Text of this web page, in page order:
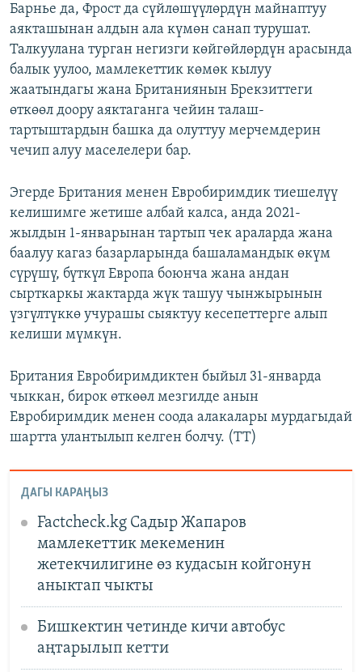
Барнье да, Фрост да сүйлөшүүлөрдүн майнаптуу
аякташынан алдын ала күмөн санап турушат.
Талкуулана турган негизги көйгөйлөрдүн арасында
балык уулоо, мамлекеттик көмөк кылуу
жаатындагы жана Британиянын Брекзиттеги
өткөөл доору аяктаганга чейин талаш-
тартыштардын башка да олуттуу мерчемдерин
чечип алуу маселелери бар.
Эгерде Британия менен Евробиримдик тиешелүү
келишимге жетише албай калса, анда 2021-
жылдын 1-январынан тартып чек араларда жана
баалуу кагаз базарларында башаламандык өкүм
сүрүшү, бүткүл Европа боюнча жана андан
сырткаркы жактарда жүк ташуу чынжырынын
үзгүлтүккө учурашы сыяктуу кесепеттерге алып
келиши мүмкүн.
Британия Евробиримдиктен быйыл 31-январда
чыккан, бирок өткөөл мезгилде анын
Евробиримдик менен соода алакалары мурдагыдай
шартта улантылып келген болчу. (TT)
ДАГЫ КАРАҢЫЗ
Factcheck.kg Садыр Жапаров
мамлекеттик мекеменин
жетекчилигине өз кудасын койгонун
аныктап чыкты
Бишкектин четинде кичи автобус
аңтарылып кетти